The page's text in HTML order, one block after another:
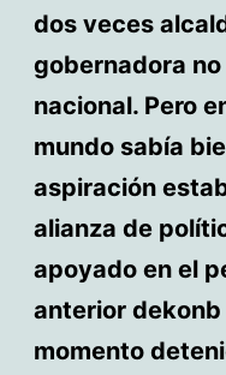
dos veces
gobernadora
nacional. Pero
mundo sabía
aspiración
alianza de
apoyado en el
anterior dekonb
momento